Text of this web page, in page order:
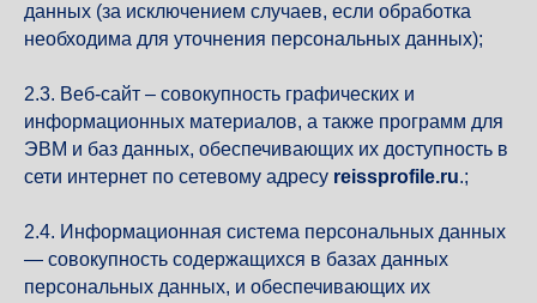
данных (за исключением случаев, если обработка
необходима для уточнения персональных данных);
2.3. Веб-сайт – совокупность графических и
информационных материалов, а также программ для
ЭВМ и баз данных, обеспечивающих их доступность в
сети интернет по сетевому адресу reissprofile.ru.;
2.4. Информационная система персональных данных
— совокупность содержащихся в базах данных
персональных данных, и обеспечивающих их